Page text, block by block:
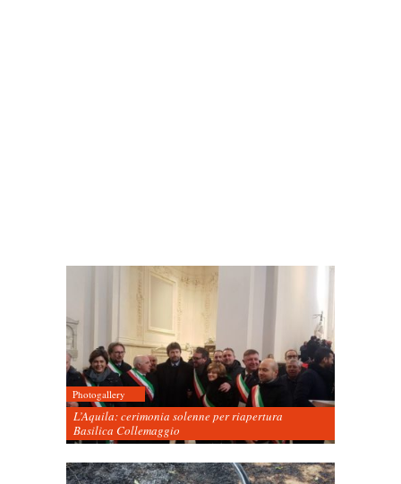
Photogallery
L’Aquila: cerimonia solenne per riapertura
Basilica Collemaggio